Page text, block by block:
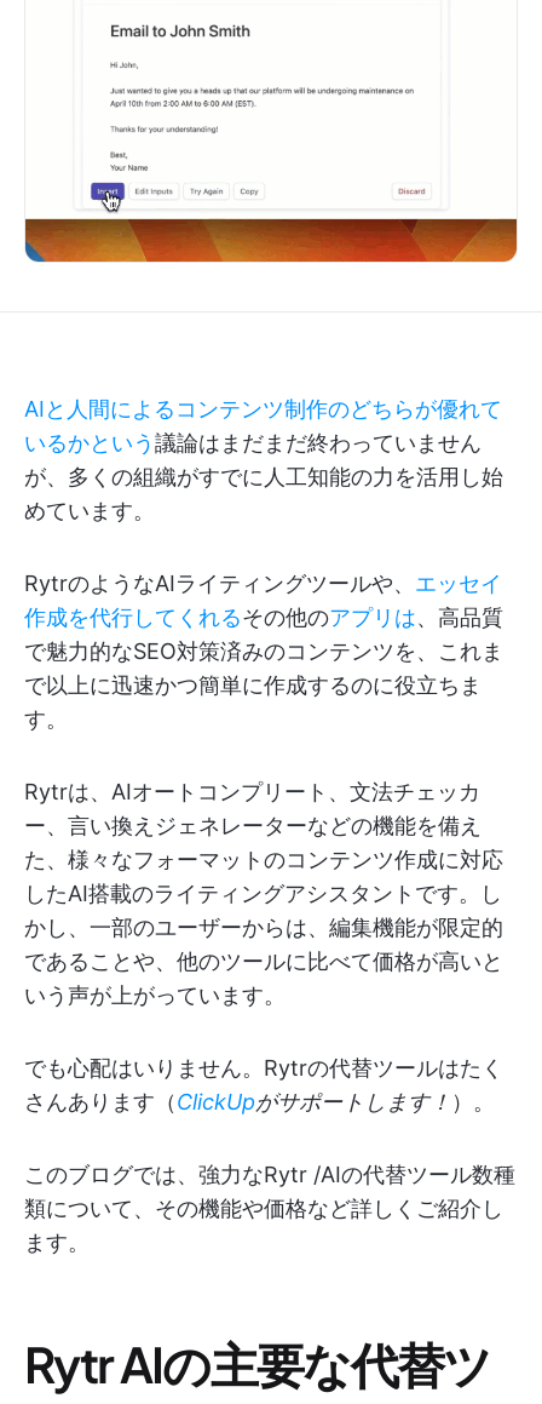
AIと人間によるコンテンツ制作のどちらが優れて
いるかという議論はまだまだ終わっていません
が、多くの組織がすでに人工知能の力を活用し始
めています。
RytrのようなAIライティングツールや、 エッセイ
作成を代行してくれるその他のアプリは、高品質
で魅力的なSEO対策済みのコンテンツを、これま
で以上に迅速かつ簡単に作成するのに役立ちま
す。
Rytrは、AIオートコンプリート、文法チェッカ
ー、言い換えジェネレーターなどの機能を備え
た、様々なフォーマットのコンテンツ作成に対応
したAI搭載のライティングアシスタントです。し
かし、一部のユーザーからは、編集機能が限定的
であることや、他のツールに比べて価格が高いと
いう声が上がっています。
でも心配はいりません。Rytrの代替ツールはたく
さんあります（ClickUpがサポートします！ ）。
このブログでは、強力なRytr /AIの代替ツール数種
類について、その機能や価格など詳しくご紹介し
ます。
Rytr AIの主要な代替ツ